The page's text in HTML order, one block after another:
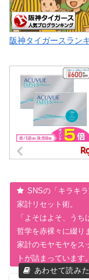
阪神タイガースラン
SNSの「キラキ
家計リセット術。
「よそはよそ、う
哲学を赤裸々に綴り
家計のモヤモヤをス
トが詰まっています。